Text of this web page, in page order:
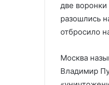
две
разошлись
отбросило
Москва
Владимир